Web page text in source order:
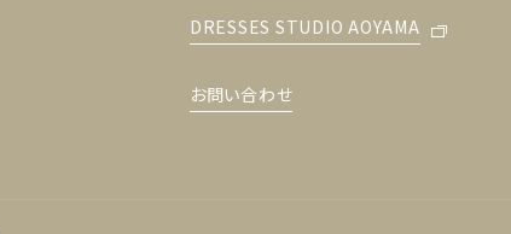
DRESSES STUDIO AOYAMA
お問い合わせ